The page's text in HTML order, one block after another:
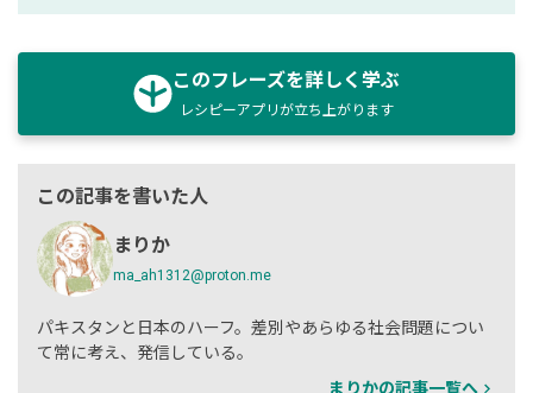
このフレーズを詳しく学ぶ
レシピーアプリが立ち上がります
この記事を書いた人
まりか
ma_ah1312@proton.me
パキスタンと日本のハーフ。差別やあらゆる社会問題につい
て常に考え、発信している。
まりかの記事一覧へ